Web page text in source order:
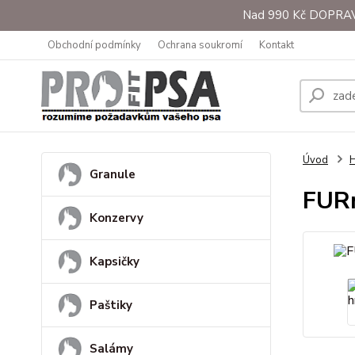
Nad 990 Kč
Obchodní podmínky Ochrana soukromí Kontakt
Granule
Konzervy
Kapsičky
Paštiky
Salámy
Úvod